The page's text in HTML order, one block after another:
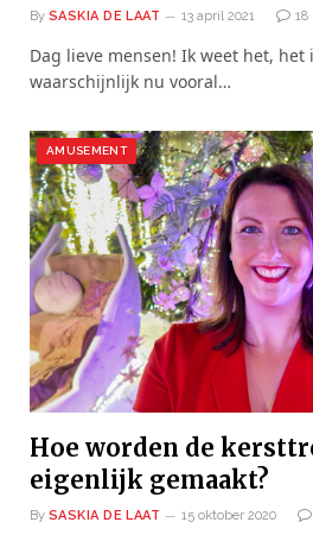
By SASKIA DE LAAT 13 april 2021 18
Dag lieve mensen! Ik weet het, het
waarschijnlijk nu vooral…
AMUSEMENT
Hoe worden de
eigenlijk gemaakt?
By SASKIA DE LAAT 15 oktober 2020